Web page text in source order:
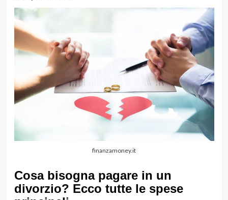
finanzamoney.it
Cosa bisogna pagare in un
divorzio? Ecco tutte le spese